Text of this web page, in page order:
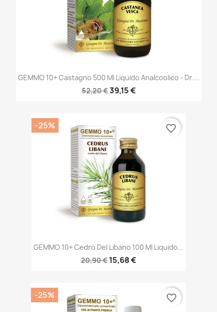
GEMMO 10+ Castagno 500 Ml Liquido Analcoolico - Dr....
52,20 €39,15 €
GEMMO 10+ Cedro Del Libano 100 Ml Liquido...
20,90 € 15,68 €
-25% favorite_border
-25% favorite_border